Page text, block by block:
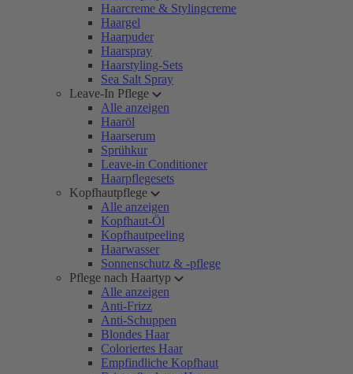
Haarcreme & Stylingcreme
Haargel
Haarpuder
Haarspray
Haarstyling-Sets
Sea Salt Spray
Leave-In Pflege
Alle anzeigen
Haaröl
Haarserum
Sprühkur
Leave-in Conditioner
Haarpflegesets
Kopfhautpflege
Alle anzeigen
Kopfhaut-Öl
Kopfhautpeeling
Haarwasser
Sonnenschutz & -pflege
Pflege nach Haartyp
Alle anzeigen
Anti-Frizz
Anti-Schuppen
Blondes Haar
Coloriertes Haar
Empfindliche Kopfhaut